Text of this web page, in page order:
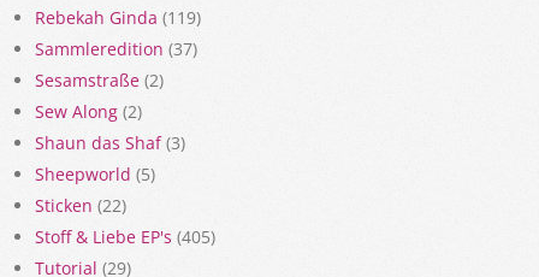
Rebekah Ginda (119)
Sammleredition (37)
Sesamstraße (2)
Sew Along (2)
Shaun das Shaf(3)
Sheepworld (5)
Sticken (22)
Stoff & Liebe EP's (405)
Tutorial (29)